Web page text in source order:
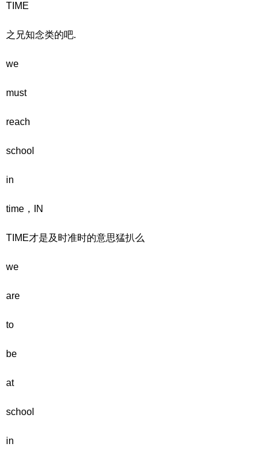
TIME
之兄知念类的吧.
we
must
reach
school
in
time，IN
TIME才是及时准时的意思猛扒么
we
are
to
be
at
school
in